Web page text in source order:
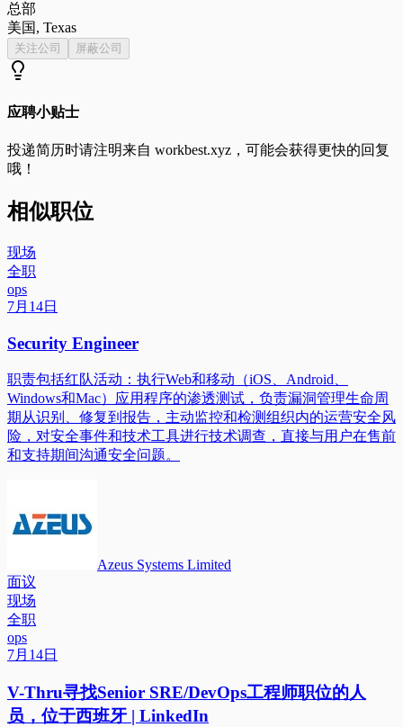
总部
美国, Texas
关注公司 屏蔽公司
应聘小贴士
投递简历时请注明来自 workbest.xyz ，可能会获得更快的回复
哦！
相似职位
现场
全职
ops
7月14日
Security Engineer
职责包括红队活动：执行Web和移动（iOS、Android、
Windows和Mac）应用程序的渗透测试，负责漏洞管理生命周
期从识别、修复到报告，主动监控和检测组织内的运营安全风
险，对安全事件和技术工具进行技术调查，直接与用户在售前
和支持期间沟通安全问题。
Azeus Systems Limited
面议
现场
全职
ops
7月14日
V-Thru寻找Senior SRE/DevOps工程师职位的人
员，位于西班牙 | LinkedIn